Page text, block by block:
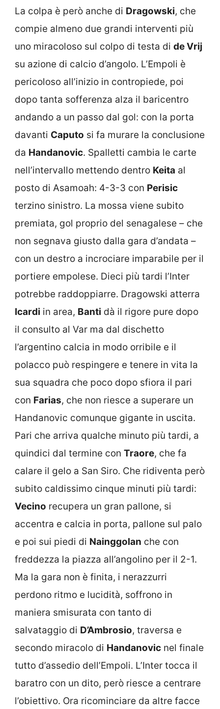
La colpa è però anche di Dragowski, che
compie almeno due grandi interventi più
uno miracoloso sul colpo di testa di de Vrij
su azione di calcio d’angolo. L’Empoli è
pericoloso all’inizio in contropiede, poi
dopo tanta sofferenza alza il baricentro
andando a un passo dal gol: con la porta
davanti Caputo si fa murare la conclusione
da Handanovic. Spalletti cambia le carte
nell’intervallo mettendo dentro Keita al
posto di Asamoah: 4-3-3 con Perisic
terzino sinistro. La mossa viene subito
premiata, gol proprio del senagalese – che
non segnava giusto dalla gara d’andata –
con un destro a incrociare imparabile per il
portiere empolese. Dieci più tardi l’Inter
potrebbe raddoppiarre. Dragowski atterra
Icardi in area, Banti dà il rigore pure dopo
il consulto al Var ma dal dischetto
l’argentino calcia in modo orribile e il
polacco può respingere e tenere in vita la
sua squadra che poco dopo sfiora il pari
con Farias, che non riesce a superare un
Handanovic comunque gigante in uscita.
Pari che arriva qualche minuto più tardi, a
quindici dal termine con Traore, che fa
calare il gelo a San Siro. Che ridiventa però
subito caldissimo cinque minuti più tardi:
Vecino recupera un gran pallone, si
accentra e calcia in porta, pallone sul palo
e poi sui piedi di Nainggolan che con
freddezza la piazza all’angolino per il 2-1.
Ma la gara non è finita, i nerazzurri
perdono ritmo e lucidità, soffrono in
maniera smisurata con tanto di
salvataggio di D’Ambrosio, traversa e
secondo miracolo di Handanovic nel finale
tutto d’assedio dell’Empoli. L’Inter tocca il
baratro con un dito, però riesce a centrare
l’obiettivo. Ora ricominciare da altre facce